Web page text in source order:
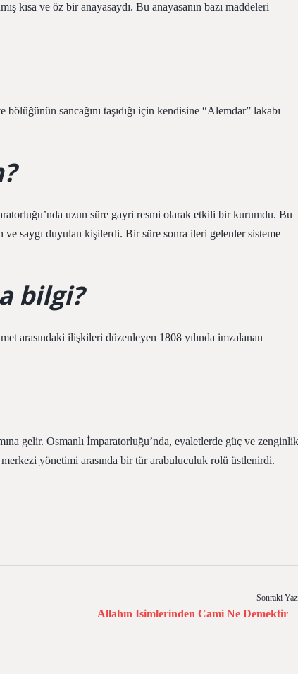
kısa ve öz bir anayasaydı. Bu anayasanın bazı maddeleri
sancağını taşıdığı için kendisine “Alemdar” lakabı
uzun süre gayri resmi olarak etkili bir kurumdu. Bu
saygı duyulan kişilerdi. Bir süre sonra ileri gelenler sisteme
bilgi?
arasındaki ilişkileri düzenleyen 1808 yılında imzalanan
gelir. Osmanlı İmparatorluğu’nda, eyaletlerde güç ve zenginlik
yönetimi arasında bir tür arabuluculuk rolü üstlenirdi.
Sonraki
Allahın Isimlerinden Cami Ne Demektir